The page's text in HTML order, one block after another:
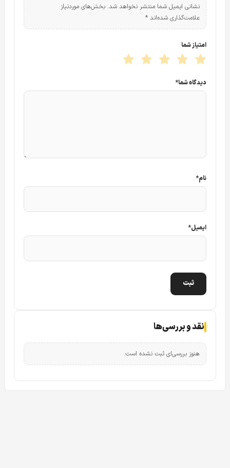
نقد و بررسی‌ها
هنوز بررسی‌ای ثبت نشده است.
نشانی ایمیل شما منتشر نخواهد شد. بخش‌های موردنیاز
علامت‌گذاری شده‌اند *
امتیاز شما
دیدگاه شما*
نام*
ایمیل*